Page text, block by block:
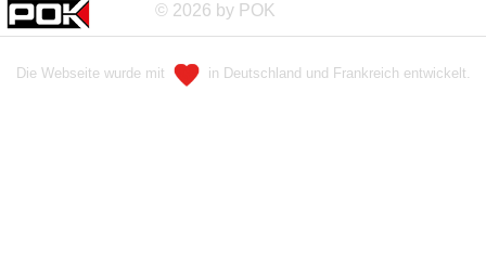
© 2026 by POK
Die Webseite wurde mit in Deutschland und Frankreich entwickelt.